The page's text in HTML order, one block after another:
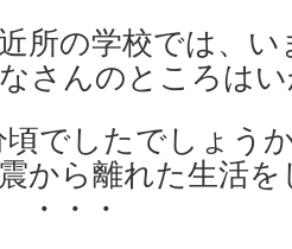
所の学校では、
さんのところは
頃でしたでしょう
から離れた生活
・・・